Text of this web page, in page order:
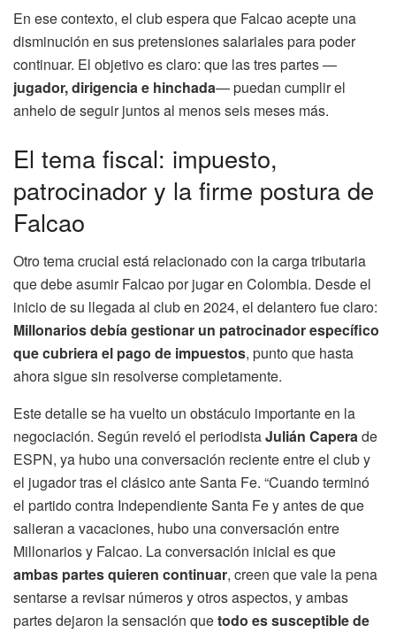
En ese contexto, el club espera que Falcao acepte una
disminución en sus pretensiones salariales para poder
continuar. El objetivo es claro: que las tres partes —
jugador, dirigencia e hinchada— puedan cumplir el
anhelo de seguir juntos al menos seis meses más.
El tema fiscal: impuesto,
patrocinador y la firme postura de
Falcao
Otro tema crucial está relacionado con la carga tributaria
que debe asumir Falcao por jugar en Colombia. Desde el
inicio de su llegada al club en 2024, el delantero fue claro:
Millonarios debía gestionar un patrocinador específico
que cubriera el pago de impuestos, punto que hasta
ahora sigue sin resolverse completamente.
Este detalle se ha vuelto un obstáculo importante en la
negociación. Según reveló el periodistaJulián Caperade
ESPN, ya hubo una conversación reciente entre el club y
el jugador tras el clásico ante Santa Fe. “Cuando terminó
el partido contra Independiente Santa Fe y antes de que
salieran a vacaciones, hubo una conversación entre
Millonarios y Falcao. La conversación inicial es que
ambas partes quieren continuar, creen que vale la pena
sentarse a revisar números y otros aspectos, y ambas
partes dejaron la sensación quetodo es susceptible de